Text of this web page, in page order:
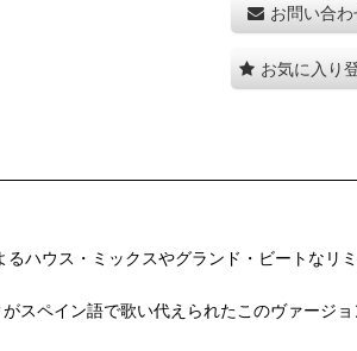
お問い合わ
お気に入り
ハウス・ミックスやグランド・ビートなリ
スペイン語で歌い代えられたこのヴァージョ